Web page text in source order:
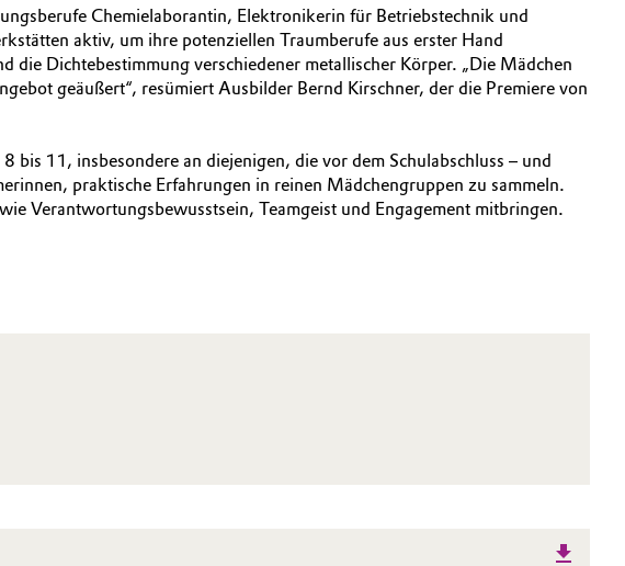
Chemielaborantin, Elektronikerin für Betriebstechnik und
aktiv, um ihre potenziellen Traumberufe aus erster Hand
Dichtebestimmung verschiedener metallischer Körper. „Die Mädchen
geäußert“, resümiert Ausbilder Bernd Kirschner, der die Premiere von
bis 11, insbesondere an diejenigen, die vor dem Schulabschluss – und
praktische Erfahrungen in reinen Mädchengruppen zu sammeln.
Verantwortungsbewusstsein, Teamgeist und Engagement mitbringen.